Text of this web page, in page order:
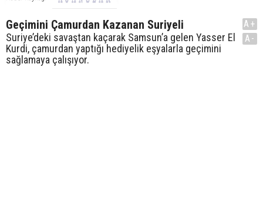
Geçimini Çamurdan Kazanan Suriyeli
Suriye’deki savaştan kaçarak Samsun’a gelen Yasser El
Kurdi, çamurdan yaptığı hediyelik eşyalarla geçimini
sağlamaya çalışıyor.
A+
A-